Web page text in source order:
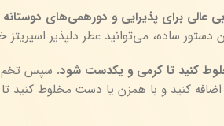
عالی برای پذیرایی و دورهمی‌های
دستور ساده، می‌توانید عطر دلپذیر
کنید تا کرمی و یکدست شود. سپس تخم
کنید و با همزن یا دست مخلوط کنید